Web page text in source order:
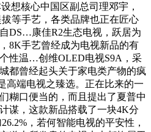
想核心中国区副总司理邓宇，
等手艺，各类品牌也正在匠心
DS…康佳R2生态电视，跃居为
8K手艺曾经成为电视新品的有
性温…创维OLED电视S9A，采
都曾经起头关于家电类产物的疯
高端电视之臻选。正在比来的一
糊口便当的，而且提出了夏普中
谋，这款新品搭载了一块4K分
，若何智能电视的平安性，